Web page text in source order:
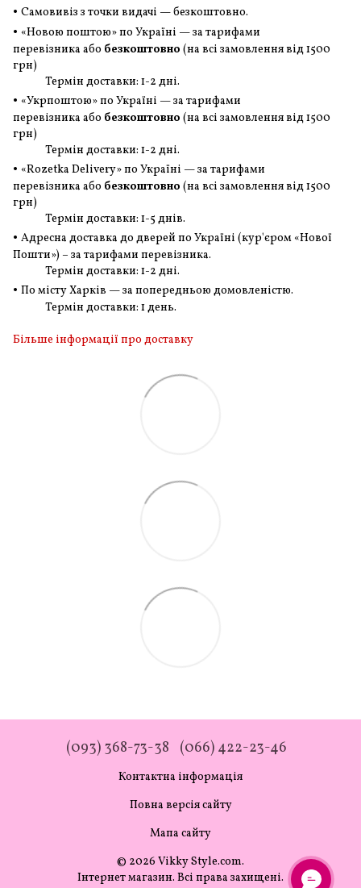
• Самовивіз з точки видачі — безкоштовно.
• «Новою поштою» по Україні — за тарифами
перевізника або безкоштовно (на всі замовленнявід 1500
грн)
Термін доставки: 1-2 дні.
• «Укрпоштою» по Україні — за тарифами
перевізника або безкоштовно (на всі замовленнявід 1500
грн)
Термін доставки: 1-2 дні.
• «Rozetka Delivery» по Україні — за тарифами
перевізника або безкоштовно (на всі замовленнявід 1500
грн)
Термін доставки: 1-5 днів.
• Адресна доставка до дверей по Україні (кур'єром «Нової
Пошти») – за тарифами перевізника.
Термін доставки: 1-2 дні.
• По місту Харків — за попередньою домовленістю.
Термін доставки: 1 день.
Більше інформації про доставку
(093) 368-73-38 (066) 422-23-46
Контактна інформація
Повна версія сайту
Мапа сайту
© 2026 Vikky Style.com.
Інтернет магазин. Всі права захищені.